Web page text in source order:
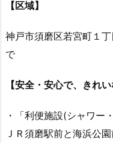
【区域】
神戸市須磨区若宮町１
で
【安全・安心で、きれい
・「利便施設(シャワー
ＪＲ須磨駅前と海浜公